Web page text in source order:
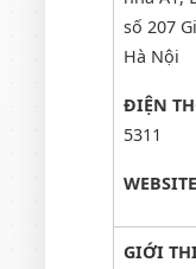
số 207
Hà Nội
ĐIỆN
5311
GIỚI